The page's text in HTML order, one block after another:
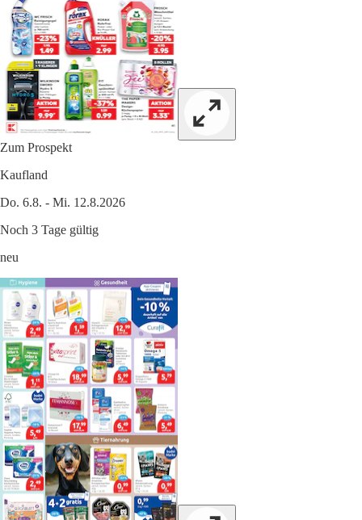
Zum Prospekt
Kaufland
Do. 6.8. - Mi. 12.8.2026
Noch 3 Tage gültig
neu